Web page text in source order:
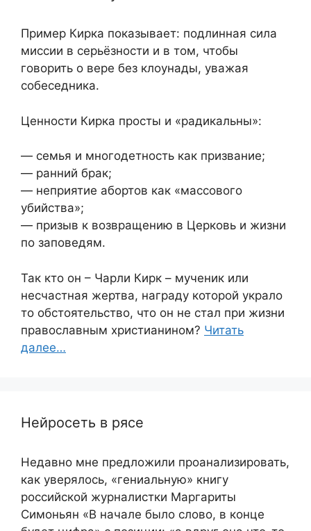
Пример Кирка показывает: подлинная сила
миссии в серьёзности и в том, чтобы
говорить о вере без клоунады, уважая
собеседника.
Ценности Кирка просты и «радикальны»:
— семья и многодетность как призвание;
— ранний брак;
— неприятие абортов как «массового
убийства»;
— призыв к возвращению в Церковь и жизни
по заповедям.
Так кто он – Чарли Кирк – мученик или
несчастная жертва, награду которой украло
то обстоятельство, что он не стал при жизни
православным христианином? Читать
далее…
Нейросеть в рясе
Недавно мне предложили проанализировать,
как уверялось, «гениальную» книгу
российской журналистки Маргариты
Симоньян «В начале было слово, в конце